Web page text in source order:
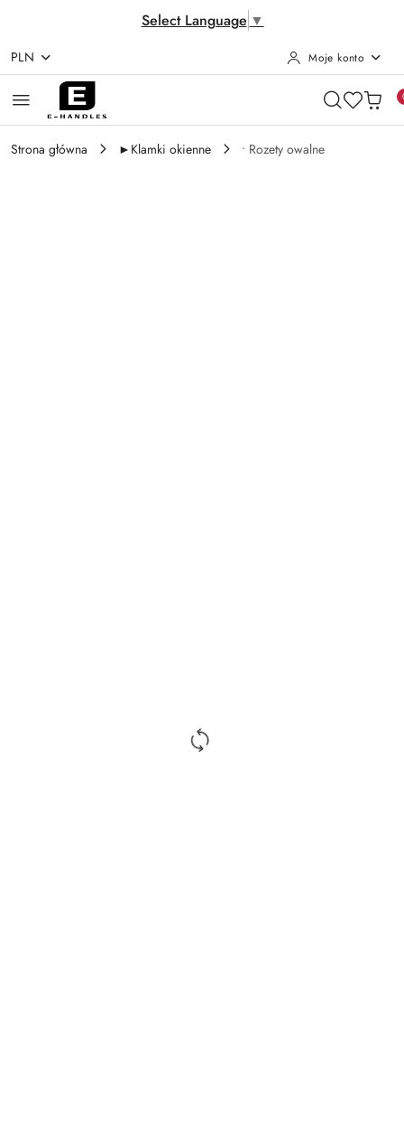
Select Language ▼
Przejdź do treści głównej
Przejdź do wyszukiwarki
Przejdź do moje konto
Przejdź do menu głównego
Przejdź do opisu produktu
Przejdź do stopki
PLN Moje konto
Strona główna ►Klamki okienne • Rozety owalne